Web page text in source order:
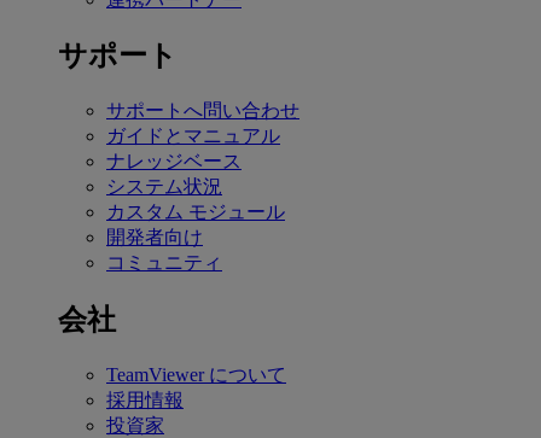
サポート
サポートへ問い合わせ
ガイドとマニュアル
ナレッジベース
システム状況
カスタム モジュール
開発者向け
コミュニティ
会社
TeamViewer について
採用情報
投資家